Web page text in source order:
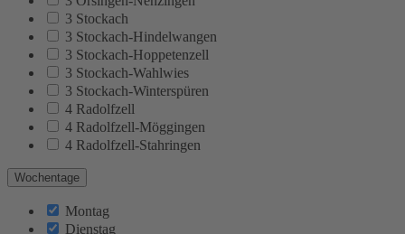
3 Stockach
3 Stockach-Hindelwangen
3 Stockach-Hoppetenzell
3 Stockach-Wahlwies
3 Stockach-Winterspüren
4 Radolfzell
4 Radolfzell-Möggingen
4 Radolfzell-Stahringen
Wochentage
Montag
Dienstag